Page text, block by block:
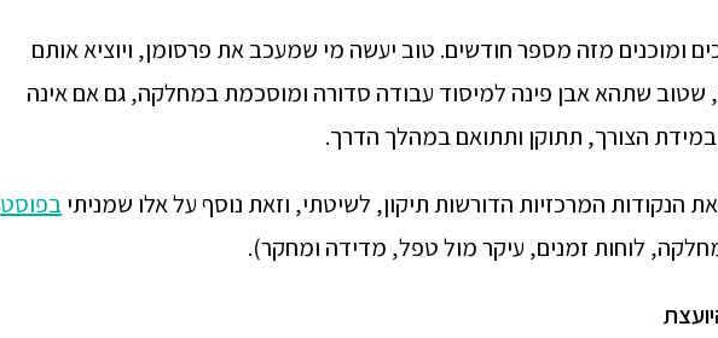
ומוכנים מזה מספר חודשים. טוב יעשה מי שמעכב את פרסומן, ויוציא אותם
שטוב שתהא אבן פינה למיסוד עבודה סדורה ומוסכמת במחלקה, גם אם אינה
הצורך, תתוקן ותתואם במהלך הדרך.
הנקודות המרכזיות הדורשות תיקון, לשיטתי, וזאת נוסף על אלו שמניתיבפוסט
לוחות זמנים, עיקר מול טפל, מדידה ומחקר).